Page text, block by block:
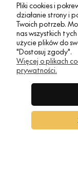
Pliki cookies i
działanie strony i
Twoich potrzeb.
nas wszystkich
użycie plików do
"Dostosuj zgody".
Więcej o plikach
prywatności.